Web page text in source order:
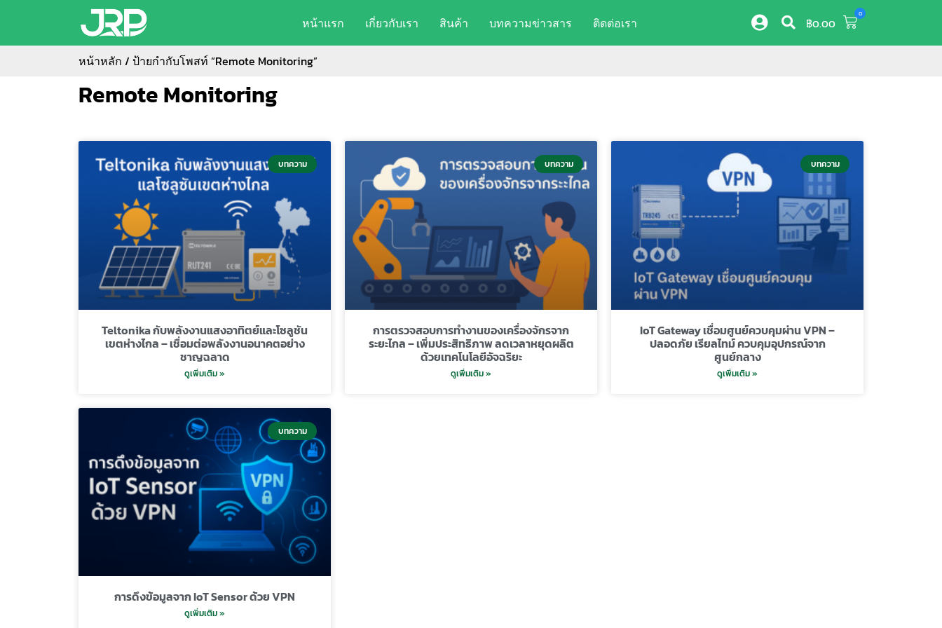
หน้าแรก เกี่ยวกับเรา สินค้า บทความข่าวสาร ติดต่อเรา ฿0.00
0
หน้าหลัก / ป้ายกำกับโพสท์ “Remote Monitoring”
Remote Monitoring
บทความ
Teltonika กับพลังงานแสงอาทิตย์และโซลูชัน
เขตห่างไกล – เชื่อมต่อพลังงานอนาคตอย่าง
ชาญฉลาด
ดูเพิ่มเติม »
บทความ
การตรวจสอบการทำงานของเครื่องจักรจาก
ระยะไกล – เพิ่มประสิทธิภาพ ลดเวลาหยุดผลิต
ด้วยเทคโนโลยีอัจฉริยะ
ดูเพิ่มเติม »
บทความ
IoT Gateway เชื่อมศูนย์ควบคุมผ่าน VPN –
ปลอดภัย เรียลไทม์ ควบคุมอุปกรณ์จาก
ศูนย์กลาง
ดูเพิ่มเติม »
บทความ
การดึงข้อมูลจาก IoT Sensor ด้วย VPN
ดูเพิ่มเติม »